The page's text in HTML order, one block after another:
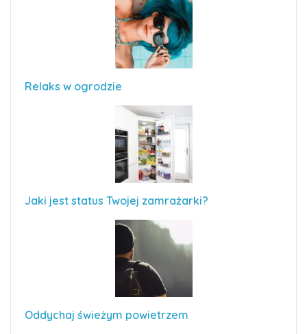
Relaks w ogrodzie
Jaki jest status Twojej zamrażarki?
Oddychaj świeżym powietrzem